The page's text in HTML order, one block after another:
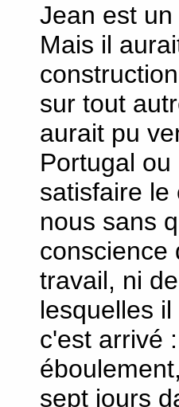
Jean est
Mais il
sur tout
aurait pu
Portugal
satisfaire le
nous sans
conscience
travail, ni
lesquelles
c'est arrivé
sept jours